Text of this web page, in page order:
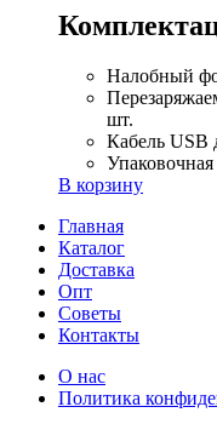
Налобный
шт.
Кабель USB
В корзину
Главная
Каталог
Доставка
Опт
Советы
Контакты
О нас
Политика